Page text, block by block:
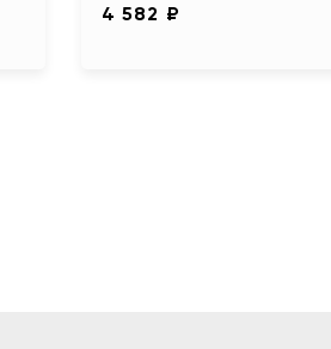
4 582 ₽